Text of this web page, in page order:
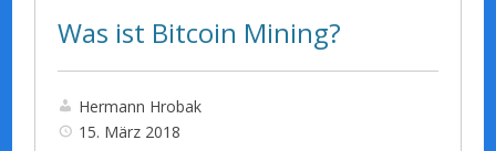
Was ist Bitcoin Mining?
Hermann Hrobak
15. März 2018